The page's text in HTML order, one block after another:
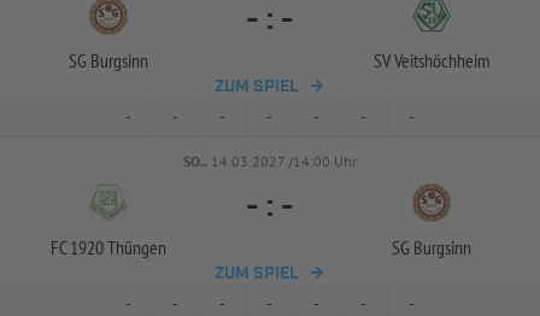
SG Burgsinn
- : -
SV Veitshöchheim
ZUM SPIEL
- - - - - - -
SO.. 14.03.2027 /14:00 Uhr
FC 1920 Thüngen
- : -
SG Burgsinn
ZUM SPIEL
- - - - - - -